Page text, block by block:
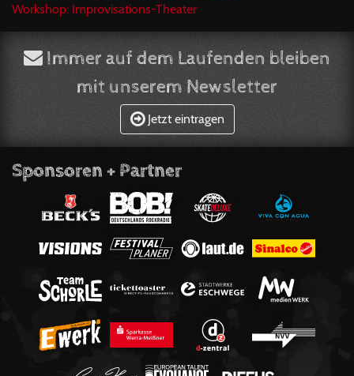
Workshop: Improvisations-Theater
Immer auf dem Laufenden bleiben
mit unserem Newsletter
Jetzt eintragen
Sponsoren + Partner